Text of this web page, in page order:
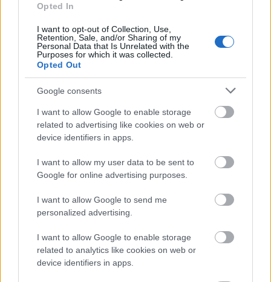
Opted In
I want to opt-out of Collection, Use,
Retention, Sale, and/or Sharing of my
Personal Data that Is Unrelated with the
Purposes for which it was collected.
Opted Out
Google consents
I want to allow Google to enable storage
related to advertising like cookies on web or
device identifiers in apps.
I want to allow my user data to be sent to
Google for online advertising purposes.
I want to allow Google to send me
personalized advertising.
I want to allow Google to enable storage
related to analytics like cookies on web or
device identifiers in apps.
blog.hu
Szólj hozzá!
A hozzászóláshoz be kell lépned!
VAGY